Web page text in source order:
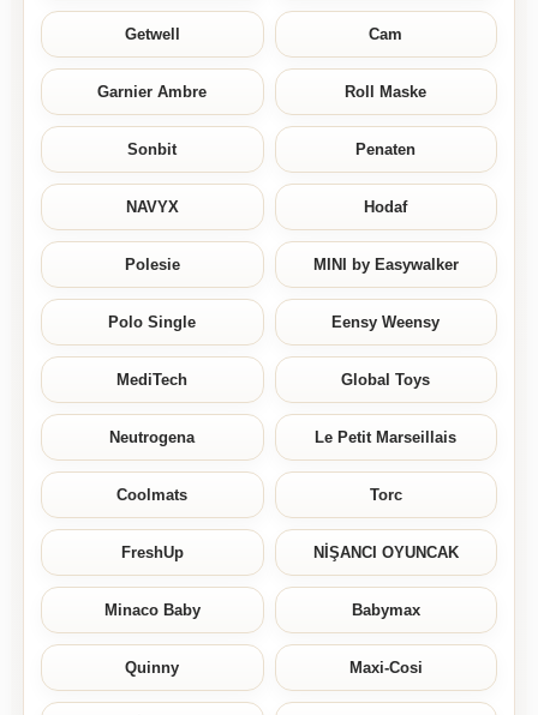
Getwell Cam
Garnier Ambre Roll Maske
Sonbit Penaten
NAVYX Hodaf
Polesie MINI by Easywalker
Polo Single Eensy Weensy
MediTech Global Toys
Neutrogena Le Petit Marseillais
Coolmats Torc
FreshUp NİŞANCI OYUNCAK
Minaco Baby Babymax
Quinny Maxi-Cosi